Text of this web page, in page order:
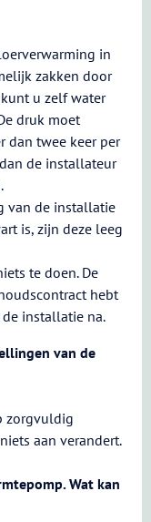
in
zakken door
u zelf water
druk moet
dan twee keer per
de installateur
van de installatie
is, zijn deze leeg
te doen. De
hebt
installatie na.
van de
zorgvuldig
aan verandert.
Wat kan